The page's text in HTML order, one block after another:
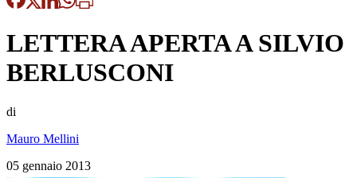
LETTERA APERTA A SILVIO
BERLUSCONI
di
Mauro Mellini
05 gennaio 2013